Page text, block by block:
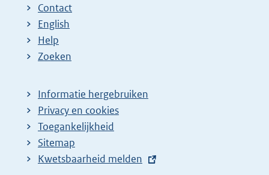
Contact
English
Help
Zoeken
Informatie hergebruiken
Privacy en cookies
Toegankelijkheid
Sitemap
E
Kwetsbaarheid melden